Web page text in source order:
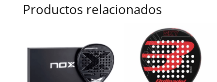
Productos relacionados